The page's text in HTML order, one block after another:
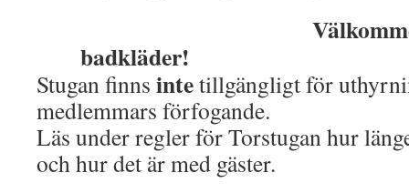
badkläder!
Stugan finns intetillgängligt för
medlemmars förfogande.
Läs under regler för Torstugan hur
och hur det är med gäster.